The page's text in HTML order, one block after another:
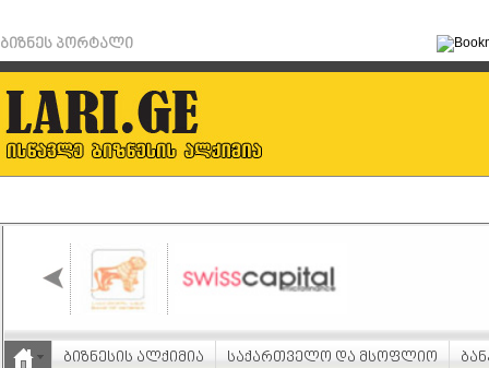
ბიზნეს პორტალი
ბიზნესის ალქიმია საქართველო და მსოფლიო